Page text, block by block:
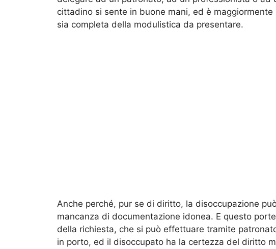
cittadino si sente in buone mani, ed è
sia completa della modulistica da presentare.
Anche perché, pur se di diritto, la disoccupazione
mancanza di documentazione idonea. E questo
della richiesta, che si può effettuare tramite
in porto, ed il disoccupato ha la certezza del diritto